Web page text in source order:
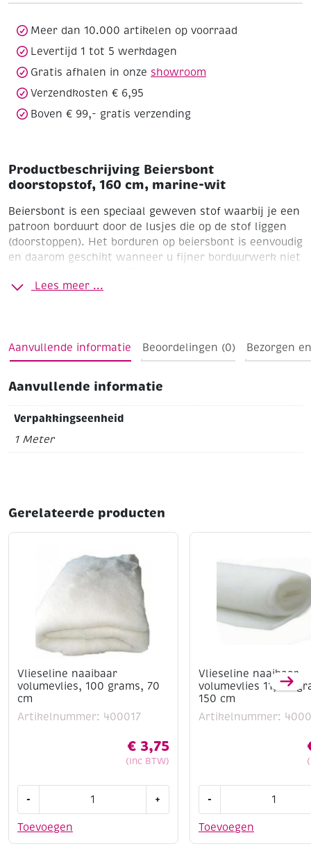
aantal
Meer dan 10.000 artikelen op voorraad
Levertijd 1 tot 5 werkdagen
Gratis afhalen in onze showroom
Verzendkosten € 6,95
Boven € 99,- gratis verzending
Productbeschrijving Beiersbont
doorstopstof, 160 cm, marine-wit
Beiersbont is een speciaal geweven stof waarbij je een
patroon borduurt door de lusjes die op de stof liggen
(doorstoppen). Het borduren op beiersbont is eenvoudig
en daarom geschikt wanneer u fijner borduurwerk niet
en geeft na het wassen een krimp van 5 tot 10 %.
(artikel 312001 t/m 312199
Lees meer ...
Aanvullende informatie Beoordelingen (0) Bezorgen
Aanvullende informatie
Verpakkingseenheid
1 Meter
Gerelateerde producten
Vlieseline naaibaar
volumevlies, 100 grams, 70
cm
Artikelnummer: 400017
€ 3,75
(Inc BTW)
Toevoegen
-
volumevlies,
+
Vlieseline naaibaar
volumevlies 11, 80
150 cm
Artikelnummer:
Toevoegen
-
volumevlies